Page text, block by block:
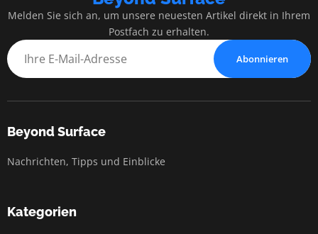
Melden Sie sich an, um unsere neuesten Artikel direkt in Ihrem
Postfach zu erhalten.
Abonnieren
Beyond Surface
Nachrichten, Tipps und Einblicke
Kategorien